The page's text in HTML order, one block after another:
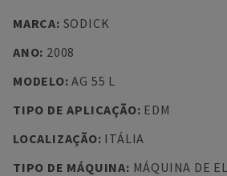
MARCA: SODICK
ANO: 2008
MODELO:AG 55 L
TIPO DE APLICAÇÃO: EDM
LOCALIZAÇÃO: ITÁLIA
TIPO DE MÁQUINA: MÁQUINA DE